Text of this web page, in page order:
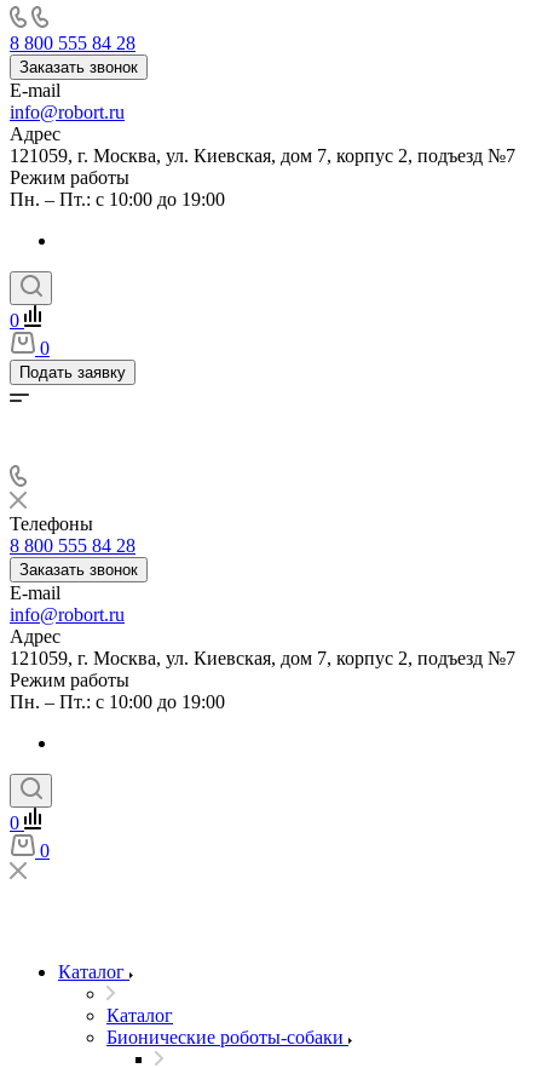
8 800 555 84 28
Заказать звонок
E-mail
info@robort.ru
Адрес
121059, г. Москва, ул. Киевская, дом 7, корпус 2, подъезд №7
Режим работы
Пн. – Пт.: с 10:00 до 19:00
0
0
Подать заявку
Телефоны
8 800 555 84 28
Заказать звонок
E-mail
info@robort.ru
Адрес
121059, г. Москва, ул. Киевская, дом 7, корпус 2, подъезд №7
Режим работы
Пн. – Пт.: с 10:00 до 19:00
0
0
Каталог
Каталог
Бионические роботы-собаки